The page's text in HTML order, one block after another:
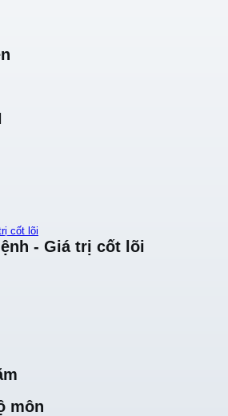
cốt lõi
- Giá trị cốt lõi
môn